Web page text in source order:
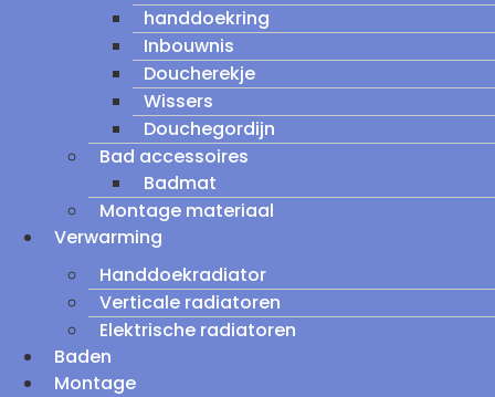
handdoekring
Inbouwnis
Doucherekje
Wissers
Douchegordijn
Bad accessoires
Badmat
Montage materiaal
Verwarming
Handdoekradiator
Verticale radiatoren
Elektrische radiatoren
Baden
Montage